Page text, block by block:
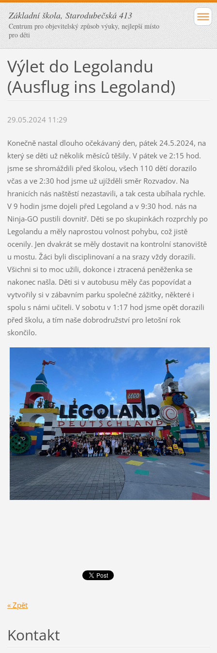
Základní škola, Starodubečská 413
Centrum pro objevitelský způsob výuky, nejlepší místo
pro děti
Výlet do Legolandu
(Ausflug ins Legoland)
29.05.2024 11:29
Konečně nastal dlouho očekávaný den, pátek 24.5.2024, na
který se děti už několik měsíců těšily. V pátek ve 2:15 hod.
jsme se shromáždili před školou, všech 110 dětí dorazilo
včas a ve 2:30 hod jsme už ujížděli směr Rozvadov. Na
hranicích nás naštěstí nezastavili, a tak cesta ubíhala rychle.
V 9 hodin jsme dojeli před Legoland a v 9:30 hod. nás na
Ninja-GO pustili dovnitř. Děti se po skupinkách rozprchly po
Legolandu a měly naprostou volnost pohybu, což jistě
ocenily. Jen dvakrát se měly dostavit na kontrolní stanoviště
u mostu. Žáci byli disciplinovaní a na srazy vždy dorazili.
Všichni si to moc užili, dokonce i ztracená peněženka se
nakonec našla. Děti si v autobusu měly čas popovídat a
vytvořily si v zábavním parku společné zážitky, některé i
spolu s námi učiteli. V sobotu v 1:17 hod jsme opět dorazili
před školu, a tím naše dobrodružství pro letošní rok
skončilo.
« Zpět
Kontakt